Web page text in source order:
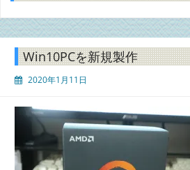
Win10PCを新規製作
2020年1月11日